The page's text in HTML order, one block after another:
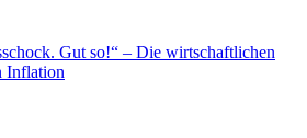
Gut so!“ – Die wirtschaftlichen
Inflation